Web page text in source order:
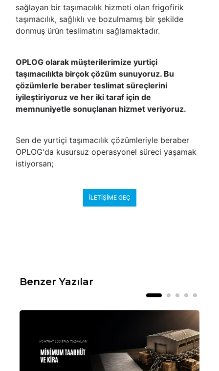
sağlayan bir taşımacılık hizmeti olan frigofirik
taşımacılık, sağlıklı ve bozulmamış bir şekilde
donmuş ürün teslimatını sağlamaktadır.
OPLOG olarak müşterilerimize yurtiçi
taşımacılıkta birçok çözüm sunuyoruz. Bu
çözümlerle beraber teslimat süreçlerini
iyileştiriyoruz ve her iki taraf için de
memnuniyetle sonuçlanan hizmet veriyoruz.
Sen de yurtiçi taşımacılık çözümleriyle beraber
OPLOG'da kusursuz operasyonel süreci yaşamak
istiyorsan;
İLETIŞIME GEÇ
Benzer Yazılar